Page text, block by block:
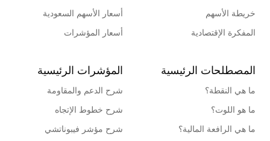
خريطة الأسهم
المفكرة الإقتصادية
أسعار الأسهم السعودية
أسعار المؤشرات
المصطلحات الرئيسية
ما هي النقطة؟
ما هو اللوت؟
ما هي الرافعة المالية؟
المؤشرات الرئيسية
شرح الدعم والمقاومة
شرح خطوط الإتجاه
شرح مؤشر فيبوناتشي